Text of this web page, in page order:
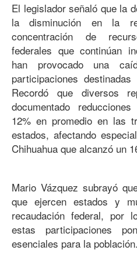
El legislador señaló que la
la disminución en la
concentración de
federales que continúan
han provocado una
participaciones
Recordó que diversos
documentado
12% en promedio en las
estados, afectando
Chihuahua que alcanzó un
Mario Vázquez subrayó
que ejercen estados y
recaudación federal, por
estas participaciones
esenciales para la población.